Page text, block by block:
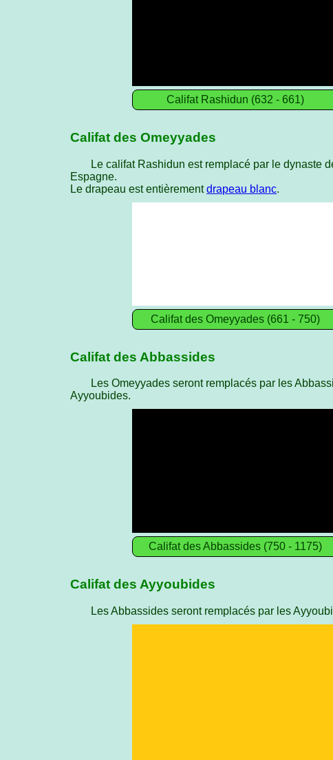
Califat Rashidun (632 - 661)
Califat des Omeyyades
Le califat Rashidun est remplacé par le dynaste
Espagne.
Le drapeau est entièrementdrapeau blanc.
Califat des Omeyyades (661 - 750)
Califat des Abbassides
Les Omeyyades seront remplacés par les
Ayyoubides.
Califat des Abbassides (750 - 1175)
Califat des Ayyoubides
Les Abbassides seront remplacés par les